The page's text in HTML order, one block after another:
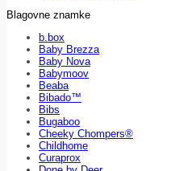
Blagovne znamke
b.box
Baby Brezza
Baby Nova
Babymoov
Beaba
Bibado™
Bibs
Bugaboo
Cheeky Chompers®
Childhome
Curaprox